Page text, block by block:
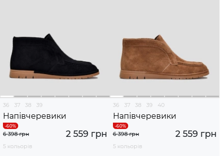
36 37 38 39
Напівчеревики
2 559 грн
6 398 грн
5 кольорів
36 37 38 39 40
Напівчеревики
2 559 грн
6 398 грн
5 кольорів